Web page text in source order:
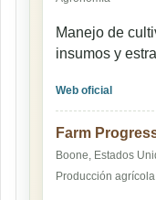
Manejo de
insumos y
Web oficial
Farm
Boone, Estados
Producción agrícola